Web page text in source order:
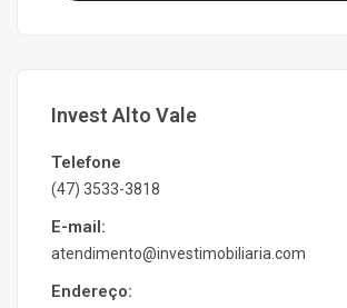
Invest Alto Vale
Telefone
(47) 3533-3818
E-mail:
atendimento@investimobiliaria.com
Endereço: